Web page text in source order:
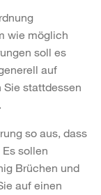
wie möglich
soll es
auf
Sie stattdessen
so aus, dass
sollen
Brüchen und
auf einen